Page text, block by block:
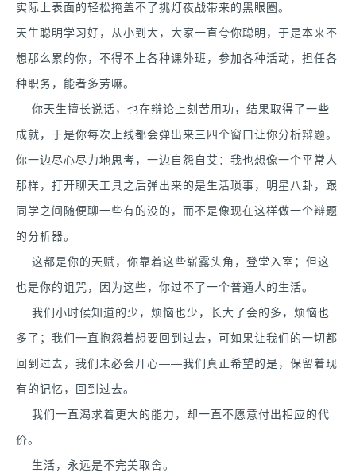
实际上表面的轻松掩盖不了挑灯夜战带来的黑眼圈。
天生聪明学习好，从小到大，大家一直夸你聪明，于是本来不
想那么累的你，不得不上各种课外班，参加各种活动，担任各
种职务，能者多劳嘛。
你天生擅长说话，也在辩论上刻苦用功，结果取得了一些
成就，于是你每次上线都会弹出来三四个窗口让你分析辩题。
你一边尽心尽力地思考，一边自怨自艾：我也想像一个平常人
那样，打开聊天工具之后弹出来的是生活琐事，明星八卦，跟
同学之间随便聊一些有的没的，而不是像现在这样做一个辩题
的分析器。
这都是你的天赋，你靠着这些崭露头角，登堂入室；但这
也是你的诅咒，因为这些，你过不了一个普通人的生活。
我们小时候知道的少，烦恼也少，长大了会的多，烦恼也
多了；我们一直抱怨着想要回到过去，可如果让我们的一切都
回到过去，我们未必会开心——我们真正希望的是，保留着现
有的记忆，回到过去。
我们一直渴求着更大的能力，却一直不愿意付出相应的代
价。
生活，永远是不完美取舍。